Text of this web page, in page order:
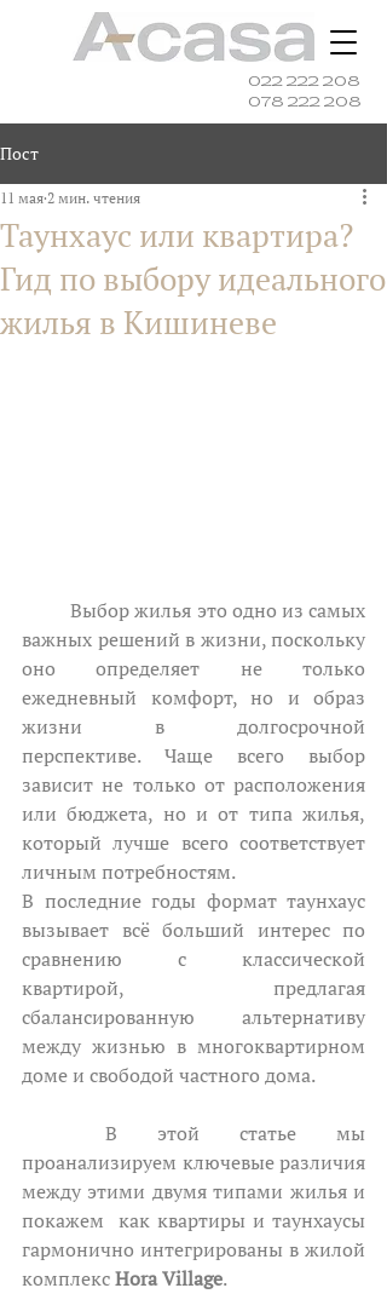
022 222 208
078 222 208
Пост
Таунхаус или квартира?
Гид по выбору идеального
жилья в Кишиневе
11 мая 2 мин. чтения
	Выбор жилья это одно из самых
важных решений в жизни, поскольку
оно определяет не только
ежедневный комфорт, но и образ
жизни в долгосрочной
перспективе. Чаще всего выбор
зависит не только от расположения
или бюджета, но и от типа жилья,
который лучше всего соответствует
личным потребностям.
В последние годы формат таунхаус
вызывает всё больший интерес по
сравнению с классической
квартирой, предлагая
сбалансированную альтернативу
между жизнью в многоквартирном
доме и свободой частного дома.
проанализируем ключевые различия
между этими двумя типами жилья и
покажем  как квартиры и таунхаусы
гармонично интегрированы в жилой
комплекс Hora Village.